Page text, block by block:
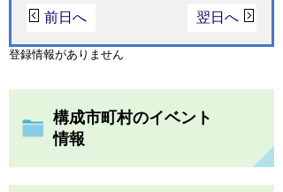
翌日へ
前日へ
登録情報がありません
構成市町村のイベント
情報